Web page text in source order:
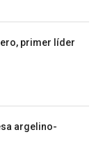
primer líder
argelino-